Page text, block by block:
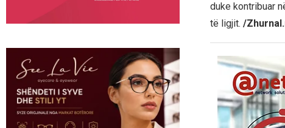
duke kontribuar
të ligjit. /